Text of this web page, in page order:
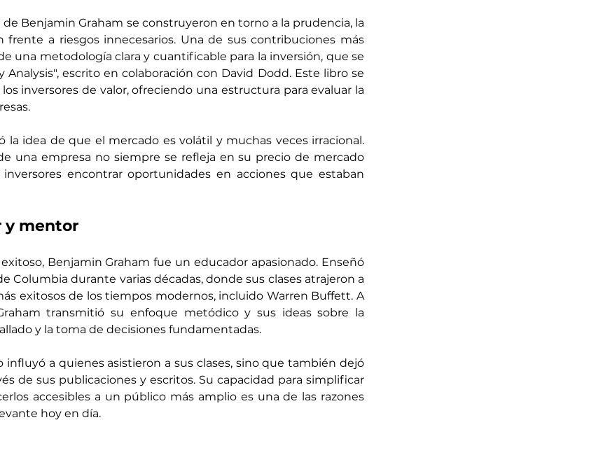
Benjamin Graham se construyeron en torno a la prudencia, la
frente a riesgos innecesarios. Una de sus contribuciones más
una metodología clara y cuantificable para la inversión, que se
escrito en colaboración con David Dodd. Este libro se
inversores de valor, ofreciendo una estructura para evaluar la
la idea de que el mercado es volátil y muchas veces irracional.
una empresa no siempre se refleja en su precio de mercado
encontrar oportunidades en acciones que estaban
y mentor
Benjamin Graham fue un educador apasionado. Enseñó
Columbia durante varias décadas, donde sus clases atrajeron a
exitosos de los tiempos modernos, incluido Warren Buffett. A
transmitió su enfoque metódico y sus ideas sobre la
y la toma de decisiones fundamentadas.
a quienes asistieron a sus clases, sino que también dejó
de sus publicaciones y escritos. Su capacidad para simplificar
accesibles a un público más amplio es una de las razones
hoy en día.